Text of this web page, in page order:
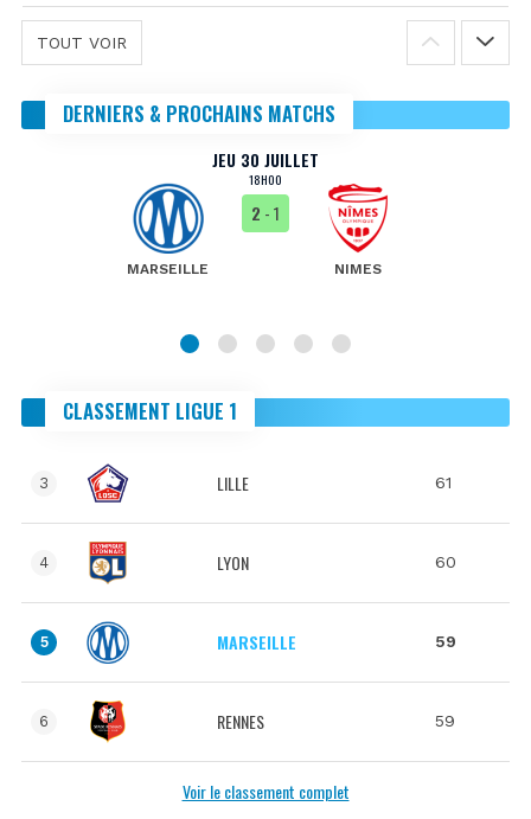
TOUT VOIR
DERNIERS & PROCHAINS MATCHS
JEU 30 JUILLET
18H00
MARSEILLE
2 - 1
NIMES
CLASSEMENT LIGUE 1
3 LILLE 61
4 LYON 60
5 MARSEILLE 59
6 RENNES 59
Voir le classement complet